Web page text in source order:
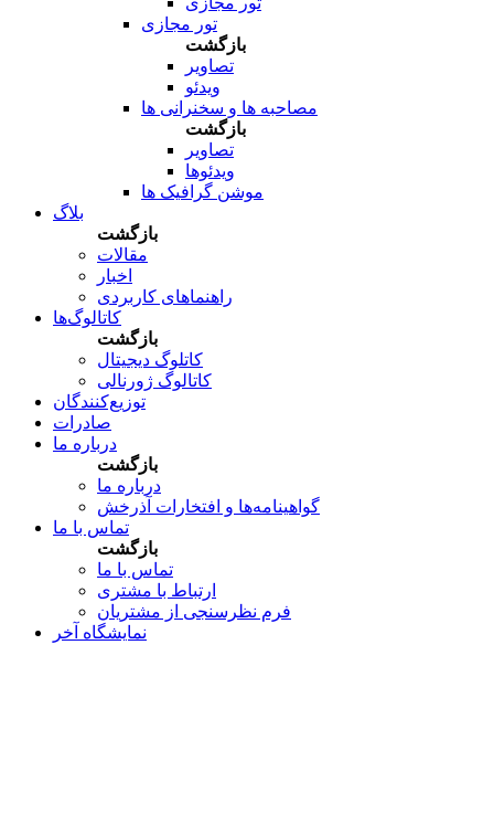
تور مجازی
بازگشت
تصاویر
ویدئو
مصاحبه ها و سخنرانی ها
بازگشت
تصاویر
ویدئوها
موشن گرافیک ها
بلاگ
بازگشت
مقالات
اخبار
راهنماهای کاربردی
کاتالوگ‌ها
بازگشت
کاتلوگ دیجیتال
کاتالوگ ژورنالی
توزیع‌کنندگان
صادرات
درباره ما
بازگشت
درباره ما
گواهینامه‌ها و افتخارات آذرخش
تماس با ما
بازگشت
تماس با ما
ارتباط با مشتری
فرم نظرسنجی از مشتریان
نمایشگاه‌ آخر